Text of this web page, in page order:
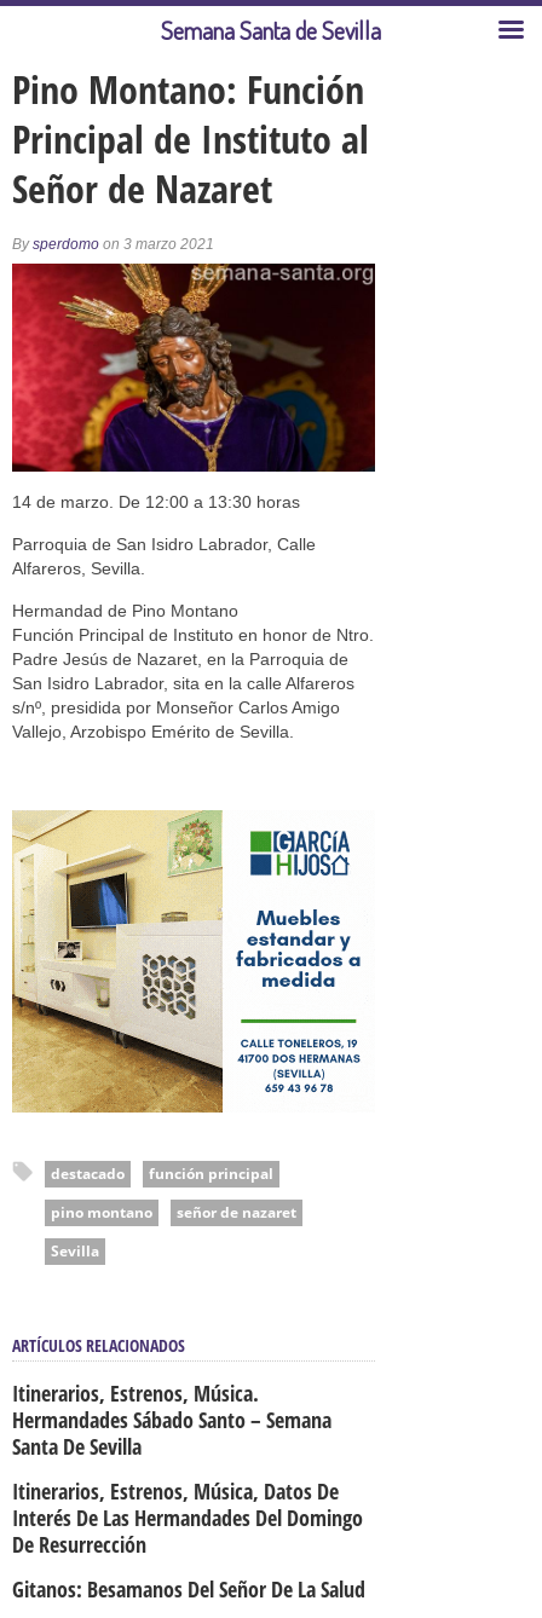
Pino Montano: Función
Principal de Instituto al
Señor de Nazaret
Bysperdomo on 3 marzo 2021
14 de marzo. De 12:00 a 13:30 horas
Parroquia de San Isidro Labrador, Calle
Alfareros, Sevilla.
Hermandad de Pino Montano
Función Principal de Instituto en honor de Ntro.
Padre Jesús de Nazaret, en la Parroquia de
San Isidro Labrador, sita en la calle Alfareros
s/nº, presidida por Monseñor Carlos Amigo
Vallejo, Arzobispo Emérito de Sevilla.
destacado
función principal
pino montano
señor de nazaret
Sevilla
ARTÍCULOS RELACIONADOS
Itinerarios, Estrenos, Música.
Hermandades Sábado Santo – Semana
Santa De Sevilla
Itinerarios, Estrenos, Música, Datos De
Interés De Las Hermandades Del Domingo
De Resurrección
Gitanos: Besamanos Del Señor De La Salud
Semana Santa de Sevilla